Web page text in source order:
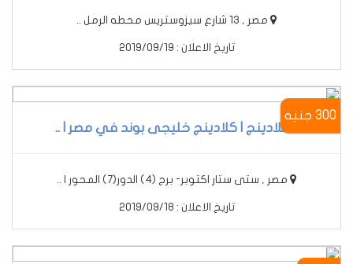
مصر , 13 شارع سيزوستريس محطه الرمل ..
تاريخ الاعلان : 2019/09/19
300 جنيه
الكلادينج | كلادينج خليجى بوند في مصر | ..
مصر , ستى ستار اكتوبر- برج (4) الدور(7) المحور ا ..
تاريخ الاعلان : 2019/09/18